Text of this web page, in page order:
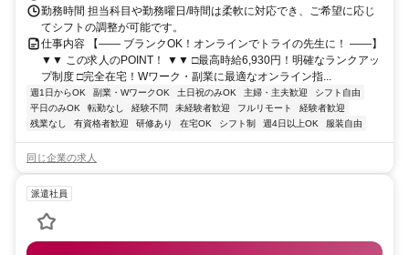
勤務時間 担当科目や勤務曜日/時間は柔軟に対応でき、ご希望に応じ
てシフトの調整が可能です。
仕事内容 【―― ブランクOK！オンラインでトライの先生に！ ――】
▼▼ この求人のPOINT！ ▼▼ □最高時給6,930円！明確なランクアッ
プ制度 □完全在宅！Wワーク・副業に最適なオンライン指...
週1日からOK 副業・WワークOK 土日祝のみOK 主婦・主夫歓迎
シフト自由
平日のみOK
転勤なし 経験不問 未経験者歓迎 フルリモート
経験者歓迎
残業なし
有資格者歓迎 研修あり 在宅OK シフト制 週4日以上OK 服装自由
同じ企業の求人
派遣社員